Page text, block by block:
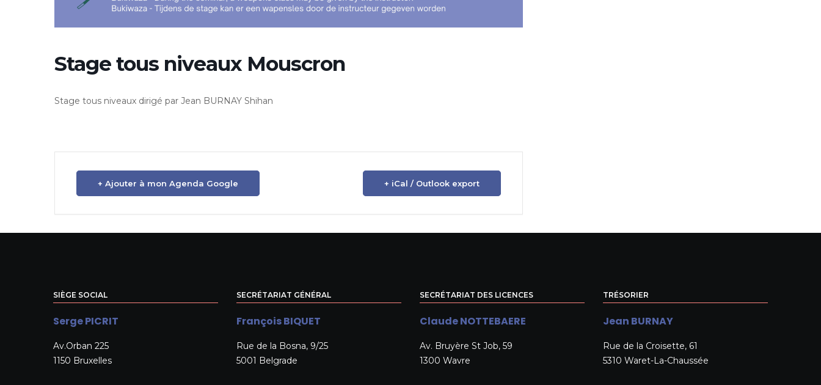
Stage tous niveaux Mouscron
Stage tous niveaux dirigé par Jean BURNAY Shihan
+ Ajouter à mon Agenda Google + iCal / Outlook export
SIÈGE SOCIAL
Serge PICRIT
Av.Orban 225
1150 Bruxelles
SECRÉTARIAT GÉNÉRAL
François BIQUET
Rue de la Bosna, 9/25
5001 Belgrade
SECRÉTARIAT DES LICENCES
Claude NOTTEBAERE
Av. Bruyère St Job, 59
1300 Wavre
TRÉSORIER
Jean BURNAY
Rue de la Croisette, 61
5310 Waret-La-Chaussée